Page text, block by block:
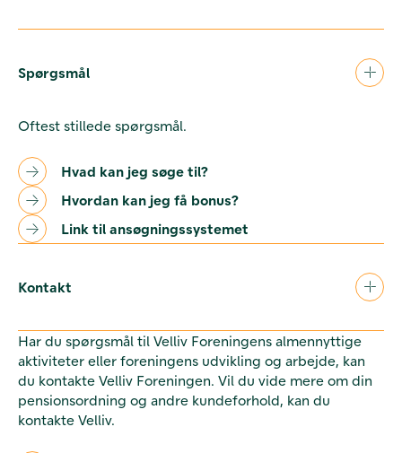
Spørgsmål
Oftest stillede spørgsmål.
Hvad kan jeg søge til?
Hvordan kan jeg få bonus?
Link til ansøgningssystemet
Kontakt
Har du spørgsmål til Velliv Foreningens almennyttige
aktiviteter eller foreningens udvikling og arbejde, kan
du kontakte Velliv Foreningen. Vil du vide mere om din
pensionsordning og andre kundeforhold, kan du
kontakte Velliv.